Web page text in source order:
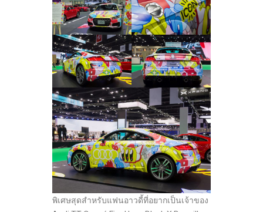
พิเศษสุดสำหรับแฟนอาวดี้ที่อยากเป็นเจ้าของ